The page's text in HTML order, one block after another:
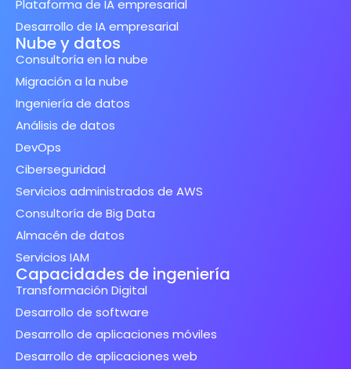
Plataforma de IA empresarial
Desarrollo de IA empresarial
Nube y datos
Consultoría en la nube
Migración a la nube
Ingeniería de datos
Análisis de datos
DevOps
Ciberseguridad
Servicios administrados de AWS
Consultoría de Big Data
Almacén de datos
Servicios IAM
Capacidades de ingeniería
Transformación Digital
Desarrollo de software
Desarrollo de aplicaciones móviles
Desarrollo de aplicaciones web